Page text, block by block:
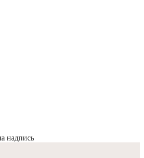
надпись